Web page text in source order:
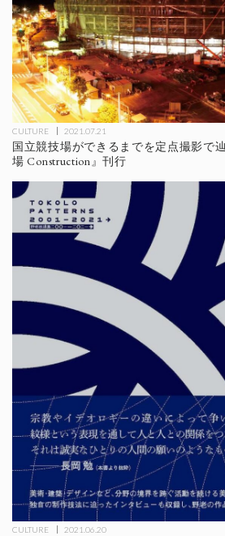
CULTURE 2021.07.21
国立競技場ができるまでを定点撮影で
場 Construction』刊行
CULTURE 2021.06.20